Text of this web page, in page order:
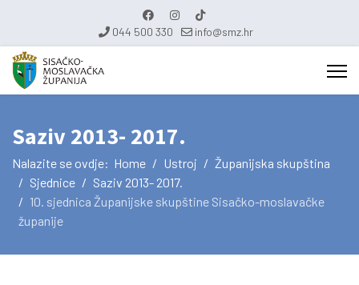
044 500 330 info@smz.hr
Saziv 2013- 2017.
Nalazite se ovdje: Home Ustroj
Županijska skupština
Sjednice
Saziv 2013- 2017.
10. sjednica Županijske skupštine Sisačko-moslavačke
županije